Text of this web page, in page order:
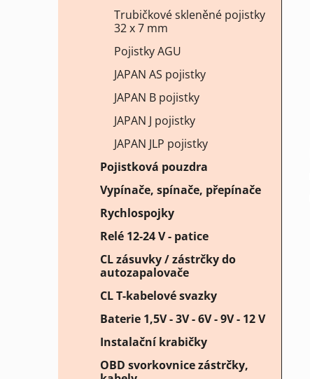
Trubičkové skleněné pojistky
32 x 7 mm
Pojistky AGU
JAPAN AS pojistky
JAPAN B pojistky
JAPAN J pojistky
JAPAN JLP pojistky
Pojistková pouzdra
Vypínače, spínače, přepínače
Rychlospojky
Relé 12-24 V - patice
CL zásuvky / zástrčky do
autozapalovače
CL T-kabelové svazky
Baterie 1,5V - 3V - 6V - 9V - 12 V
Instalační krabičky
OBD svorkovnice zástrčky,